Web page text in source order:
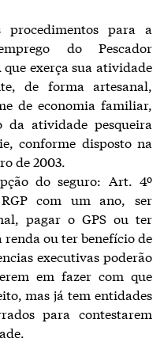
procedimentos para a
do Pescador
exerça sua atividade
de forma artesanal,
de economia familiar,
atividade pesqueira
conforme disposto na
de 2003.
do seguro: Art. 4º
com um ano, ser
pagar o GPS ou ter
ou ter benefício de
executivas poderão
em fazer com que
mas já tem entidades
para contestarem